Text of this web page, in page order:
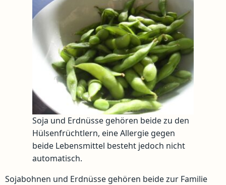
Soja und Erdnüsse gehören beide zu den
Hülsenfrüchtlern, eine Allergie gegen
beide Lebensmittel besteht jedoch nicht
automatisch.
Sojabohnen und Erdnüsse gehören beide zur Familie